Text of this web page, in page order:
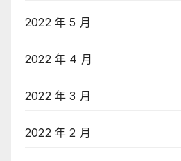
2022 年 5 月
2022 年 4 月
2022 年 3 月
2022 年 2 月